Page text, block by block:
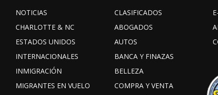
NOTICIAS
CHARLOTTE & NC
ESTADOS UNIDOS
INTERNACIONALES
INMIGRACIÓN
MIGRANTES EN VUELO
CLASIFICADOS
ABOGADOS
AUTOS
BANCA Y FINAZAS
BELLEZA
COMPRA Y VENTA